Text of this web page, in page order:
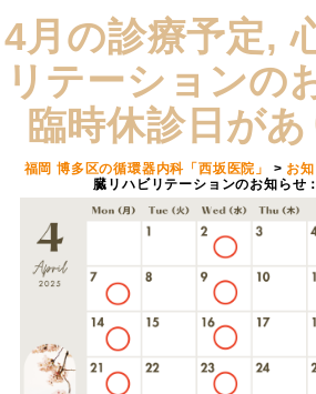
4月の診療予定,
リテーションの
臨時休診日があ
福岡 博多区の循環器内科「西坂医院」 > お
臓リハビリテーションのお知らせ